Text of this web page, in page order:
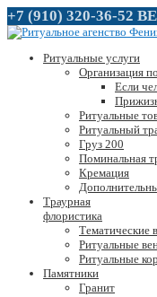
+7 (910) 320-36-52
Ритуальные услуги
Организация
Если
Ритуальные
Ритуальный
Груз 200
Поминальная
Кремация
Траурная
флористика
Тематические
Ритуальные
Ритуальные
Памятники
Гранит